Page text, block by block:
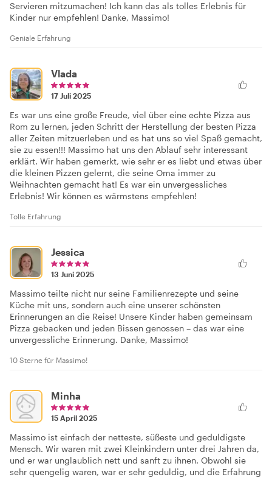
Servieren mitzumachen! Ich kann das als tolles Erlebnis für
Kinder nur empfehlen! Danke, Massimo!
Geniale Erfahrung
Vlada
17 Juli 2025
Es war uns eine große Freude, viel über eine echte Pizza aus
Rom zu lernen, jeden Schritt der Herstellung der besten Pizza
aller Zeiten mitzuerleben und es hat uns so viel Spaß gemacht,
sie zu essen!!! Massimo hat uns den Ablauf sehr interessant
erklärt. Wir haben gemerkt, wie sehr er es liebt und etwas über
die kleinen Pizzen gelernt, die seine Oma immer zu
Weihnachten gemacht hat! Es war ein unvergessliches
Erlebnis! Wir können es wärmstens empfehlen!
Tolle Erfahrung
Jessica
13 Juni 2025
Massimo teilte nicht nur seine Familienrezepte und seine
Küche mit uns, sondern auch eine unserer schönsten
Erinnerungen an die Reise! Unsere Kinder haben gemeinsam
Pizza gebacken und jeden Bissen genossen – das war eine
unvergessliche Erinnerung. Danke, Massimo!
10 Sterne für Massimo!
Minha
15 April 2025
Massimo ist einfach der netteste, süßeste und geduldigste
Mensch. Wir waren mit zwei Kleinkindern unter drei Jahren da,
und er war unglaublich nett und sanft zu ihnen. Obwohl sie
sehr quengelig waren, war er sehr geduldig, und die Erfahrung